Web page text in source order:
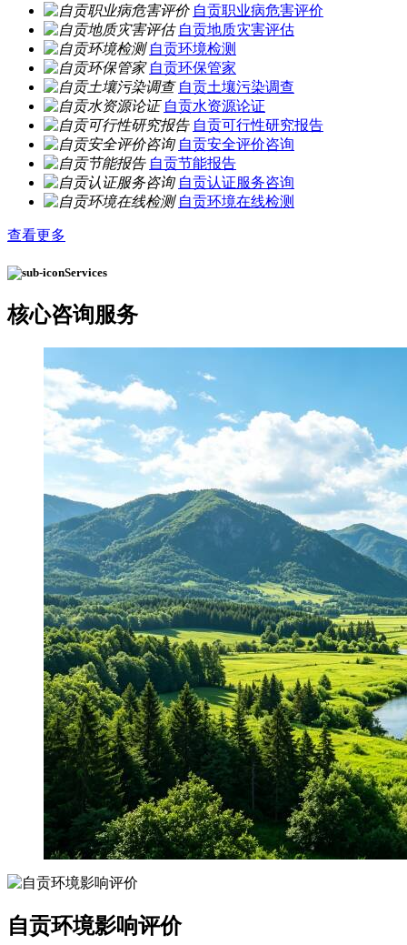
自贡职业病危害评价
自贡地质灾害评估
自贡环境检测
自贡环保管家
自贡土壤污染调查
自贡水资源论证
自贡可行性研究报告
自贡安全评价咨询
自贡节能报告
自贡认证服务咨询
自贡环境在线检测
查看更多
Services
核心咨询服务
自贡环境影响评价